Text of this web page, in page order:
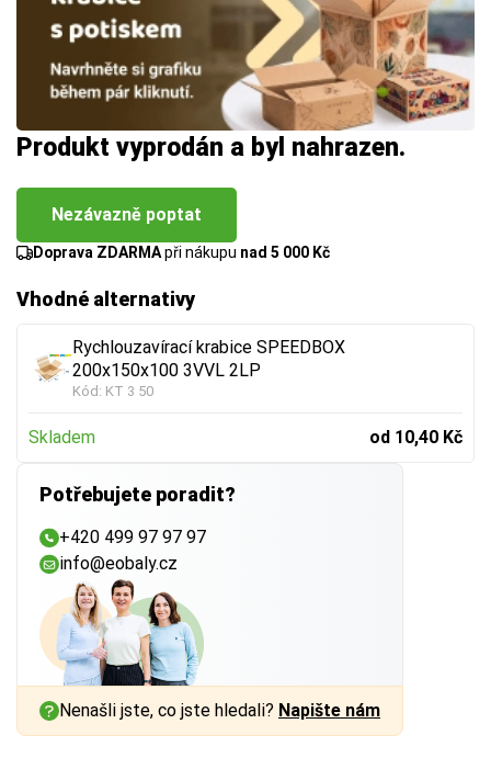
Produkt vyprodán a byl nahrazen.
Nezávazně poptat
Doprava ZDARMApři nákupu nad 5 000 Kč
Vhodné alternativy
Rychlouzavírací krabice SPEEDBOX
200x150x100 3VVL 2LP
Kód: KT 3 50
Skladem od 10,40 Kč
Potřebujete poradit?
+420 499 97 97 97
info@eobaly.cz
Nenašli jste, co jste hledali? Napište nám